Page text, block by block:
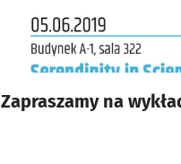
Zapraszamy na